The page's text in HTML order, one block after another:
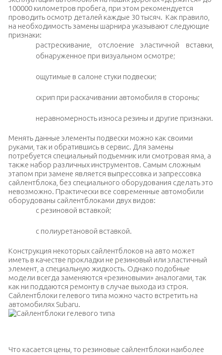
100000 километров пробега, при этом рекомендуется
проводить осмотр деталей каждые 30 тысяч. Как правило,
на необходимость замены шарнира указывают следующие
признаки:
растрескивание, отслоение эластичной вставки,
обнаруженное при визуальном осмотре;
ощутимые в салоне стуки подвески;
скрип при раскачивании автомобиля в стороны;
неравномерность износа резины и другие признаки.
Менять данные элементы подвески можно как своими
руками, так и обратившись в сервис. Для замены
потребуется специальный подъемник или смотровая яма, а
также набор различных инструментов. Самым сложным
этапом при замене является выпрессовка и запрессовка
сайлентблока, без специального оборудования сделать это
невозможно. Практически все современные автомобили
оборудованы сайлентблоками двух видов:
с резиновой вставкой;
с полиуретановой вставкой.
Конструкция некоторых сайлентблоков на авто может
иметь в качестве прокладки не резиновый или эластичный
элемент, а специальную жидкость. Однако подобные
модели всегда заменяются «резиновыми» аналогами, так
как ни поддаются ремонту в случае выхода из строя.
Сайлентблоки гелевого типа можно часто встретить на
автомобилях Subaru.
Что касается цены, то резиновые сайлентблоки наиболее